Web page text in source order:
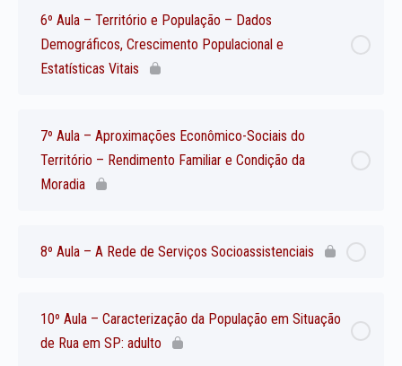
6º Aula – Território e População – Dados
Demográficos, Crescimento Populacional e
Estatísticas Vitais
7º Aula – Aproximações Econômico-Sociais do
Território – Rendimento Familiar e Condição da
Moradia
8º Aula – A Rede de Serviços Socioassistenciais
10º Aula – Caracterização da População em Situação
de Rua em SP: adulto